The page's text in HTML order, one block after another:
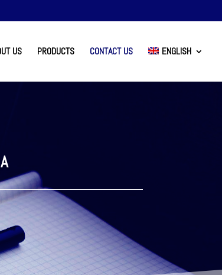
US PRODUCTS CONTACT US ENGLISH